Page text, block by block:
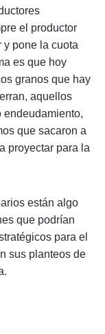
el productor
y pone la cuota
es que hoy
granos que hay
aquellos
endeudamiento,
que sacaron a
proyectar para la
están algo
que podrían
para el
sus planteos de